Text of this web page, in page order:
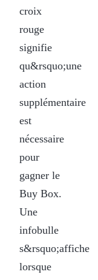
croix
rouge
signifie
qu&rsquo;une
action
supplémentaire
est
nécessaire
pour
gagner le
Buy Box.
Une
infobulle
s&rsquo;affiche
lorsque